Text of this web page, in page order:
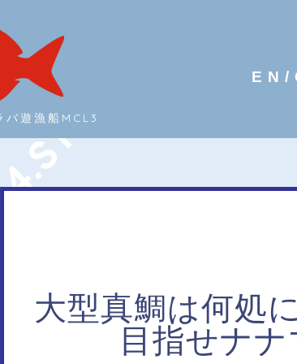
バ遊漁船MCL3
EN/
大型真鯛は何処
目指せナ